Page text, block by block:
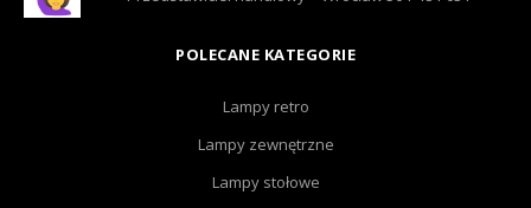
POLECANE KATEGORIE
Lampy retro
Lampy zewnętrzne
Lampy stołowe